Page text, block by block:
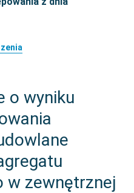
o wyniku
w zewnętrznej